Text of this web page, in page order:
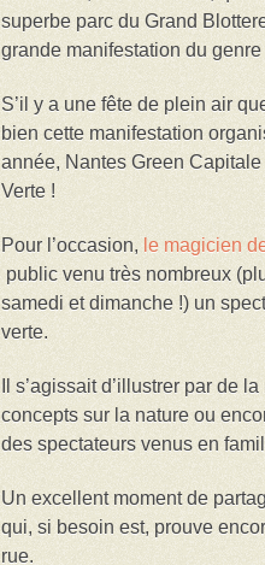
superbe parc du Grand
grande manifestation du
S’il y a une fête de plein air
bien cette manifestation
année, Nantes Green
Verte !
Pour l’occasion, le magicien
public venu très nombreux
samedi et dimanche !) un
verte.
Il s’agissait d’illustrer par de
concepts sur la nature ou
des spectateurs venus en
Un excellent moment de
qui, si besoin est, prouve
rue.